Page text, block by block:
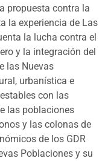
propuesta contra la
la experiencia de Las
la lucha contra el
y la integración del
las Nuevas
urbanística e
con las
las poblaciones
y las colonas de
de los GDR
Poblaciones y su